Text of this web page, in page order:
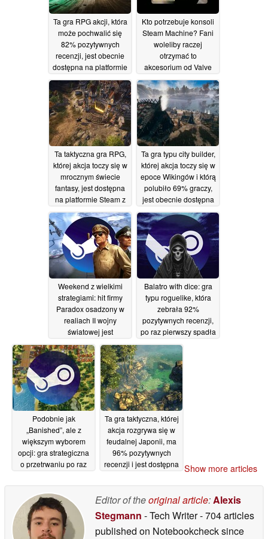
Ta gra RPG akcji, która
może pochwalić się
82% pozytywnych
recenzji, jest obecnie
dostępna na platformie
Steam z 75% zniżką
16/06/2026
Kto potrzebuje konsoli
Steam Machine? Fani
woleliby raczej
otrzymać to
akcesorium od Valve
15/06/2026
Ta taktyczna gra RPG,
której akcja toczy się w
mrocznym świecie
fantasy, jest dostępna
na platformie Steam z
70-procentową zniżką
15/06/2026
Ta gra typu city builder,
której akcja toczy się w
epoce Wikingów i którą
polubiło 69% graczy,
jest obecnie dostępna
na platformie Steam z
70-procentową zniżką
13/06/2026
Weekend z wielkimi
strategiami: hit firmy
Paradox osadzony w
realiach II wojny
światowej jest
tymczasowo dostępny
za darmo na Steamie
12/06/2026
Balatro with dice: gra
typu roguelike, która
zebrała 92%
pozytywnych recenzji,
po raz pierwszy spadła
na Steamie do ceny
5,60 USD12/06/2026
Podobnie jak
„Banished”, ale z
większym wyborem
opcji: gra strategiczna
o przetrwaniu po raz
dolarów12/06/2026
Ta gra taktyczna, której
akcja rozgrywa się w
feudalnej Japonii, ma
96% pozytywnych
recenzji i jest dostępna
12/06/2026
Show more articles
Editor of theoriginal article:Alexis
Stegmann - Tech Writer- 704 articles
published on Notebookchecksince